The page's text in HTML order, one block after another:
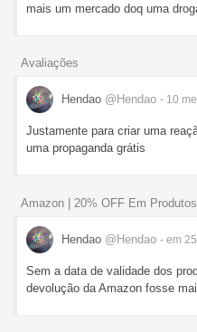
mais um mercado doq uma
Avaliações
Hendao @Hendao - 10
Justamente para criar uma
uma propaganda grátis
Amazon | 20% OFF Em
Hendao @Hendao - em
Sem a data de validade dos
devolução da Amazon fosse